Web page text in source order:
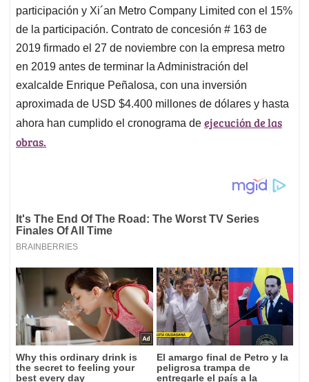
participación y Xi´an Metro Company Limited con el 15%
de la participación. Contrato de concesión # 163 de
2019 firmado el 27 de noviembre con la empresa metro
en 2019 antes de terminar la Administración del
exalcalde Enrique Peñalosa, con una inversión
aproximada de USD $4.400 millones de dólares y hasta
ahora han cumplido el cronograma de ejecución de las
obras.